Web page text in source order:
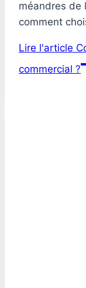
méandres de
comment
Lire l'article
commercial ?